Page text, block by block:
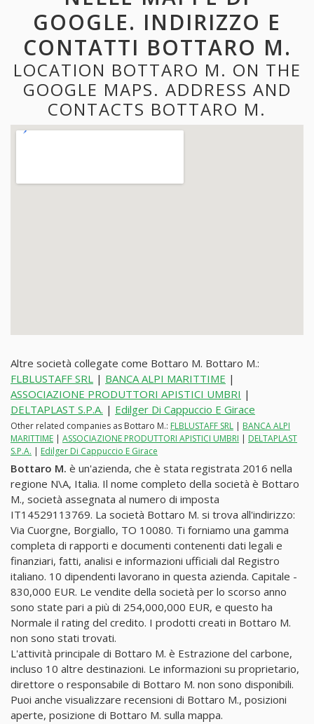
GOOGLE. INDIRIZZO E
CONTATTI BOTTARO M.
LOCATION BOTTARO M. ON THE
GOOGLE MAPS. ADDRESS AND
CONTACTS BOTTARO M.
Altre società collegate come Bottaro M. Bottaro M.:
FLBLUSTAFF SRL | BANCA ALPI MARITTIME |
ASSOCIAZIONE PRODUTTORI APISTICI UMBRI |
DELTAPLAST S.P.A. | Edilger Di Cappuccio E Girace
Other related companies as Bottaro M.: FLBLUSTAFF SRL | BANCA ALPI
MARITTIME | ASSOCIAZIONE PRODUTTORI APISTICI UMBRI | DELTAPLAST
S.P.A. | Edilger Di Cappuccio E Girace
Bottaro M. è un'azienda, che è stata registrata 2016 nella
regione N\A, Italia. Il nome completo della società è Bottaro
M., società assegnata al numero di imposta
IT14529113769. La società Bottaro M. si trova all'indirizzo:
Via Cuorgne, Borgiallo, TO 10080. Ti forniamo una gamma
completa di rapporti e documenti contenenti dati legali e
finanziari, fatti, analisi e informazioni ufficiali dal Registro
italiano. 10 dipendenti lavorano in questa azienda. Capitale -
830,000 EUR. Le vendite della società per lo scorso anno
sono state pari a più di 254,000,000 EUR, e questo ha
Normale il rating del credito. I prodotti creati in Bottaro M.
non sono stati trovati.
L'attività principale di Bottaro M. è Estrazione del carbone,
incluso 10 altre destinazioni. Le informazioni su proprietario,
direttore o responsabile di Bottaro M. non sono disponibili.
Puoi anche visualizzare recensioni di Bottaro M., posizioni
aperte, posizione di Bottaro M. sulla mappa.